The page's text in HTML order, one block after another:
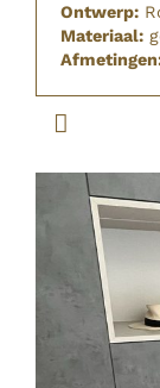
Ontwerp:
Materiaal: